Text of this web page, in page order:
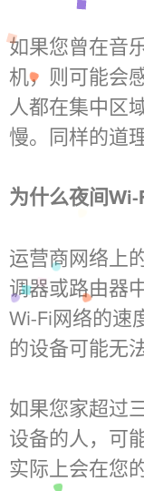
如果您曾在音
机，则可能会
人都在集中区
慢。同样的道
为什么夜间Wi-
运营商网络上
调器或路由器
Wi-Fi网络的速
的设备可能无
如果您家超过
设备的人，可
实际上会在您